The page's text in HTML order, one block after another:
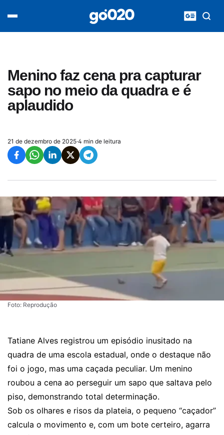
Menino faz cena pra capturar
sapo no meio da quadra e é
aplaudido
21 de dezembro de 2025·4 min de leitura
Foto: Reprodução
Tatiane Alves registrou um episódio inusitado na
quadra de uma escola estadual, onde o destaque não
foi o jogo, mas uma caçada peculiar. Um menino
roubou a cena ao perseguir um sapo que saltava pelo
piso, demonstrando total determinação.
Sob os olhares e risos da plateia, o pequeno “caçador”
calcula o movimento e, com um bote certeiro, agarra
acontece agora
entretenimento
vídeos
pod020